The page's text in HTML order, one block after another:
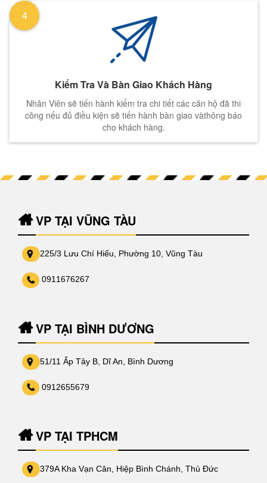
Kiểm Tra Và Bàn Giao Khách Hàng
Nhân Viên sẽ tiến hành kiểm tra chi tiết các căn hộ đã thi
công nếu đủ điều kiện sẽ tiến hành bàn giao vàthông báo
cho khách hàng.
4
VP TẠI VŨNG TÀU
225/3 Lưu Chí Hiếu, Phường 10, Vũng Tàu
0911676267
VP TẠI BÌNH DƯƠNG
51/11 Ấp Tây B, Dĩ An, Bình Dương
0912655679
VP TẠI TPHCM
379A Kha Vạn Cân, Hiệp Bình Chánh, Thủ Đức